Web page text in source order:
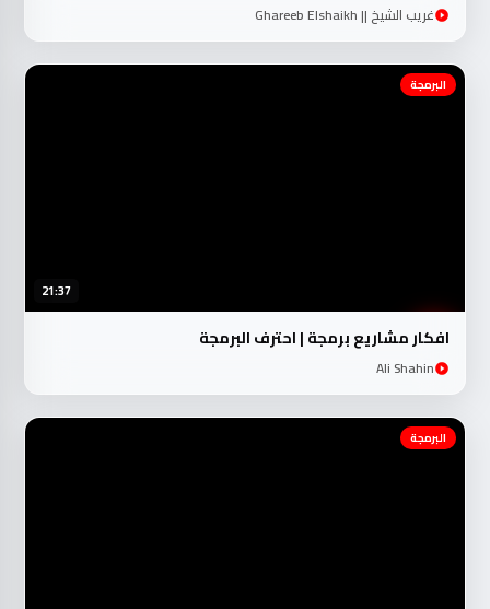
غريب الشيخ || Ghareeb Elshaikh
21:37
البرمجة
افكار مشاريع برمجة | احترف البرمجة
Ali Shahin
البرمجة